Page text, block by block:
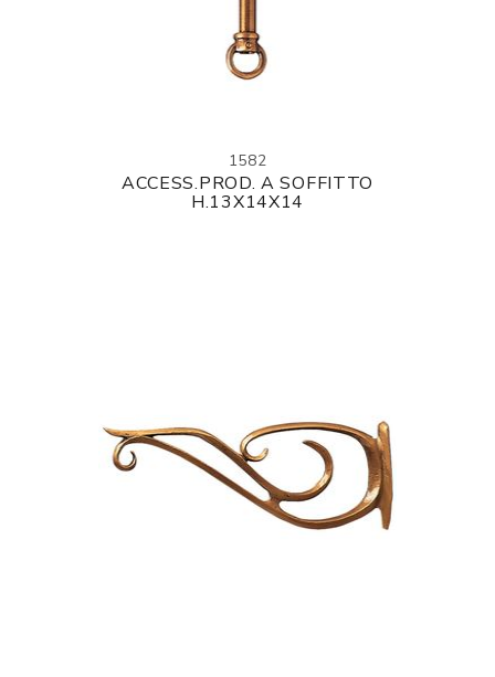
1582
ACCESS.PROD. A SOFFITTO
H.13X14X14